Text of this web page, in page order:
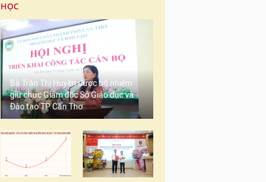
HỌC
Bà Trần Thị Huyền được bổ nhiệm
giữ chức Giám đốc Sở Giáo dục và
Đào tạo TP Cần Thơ